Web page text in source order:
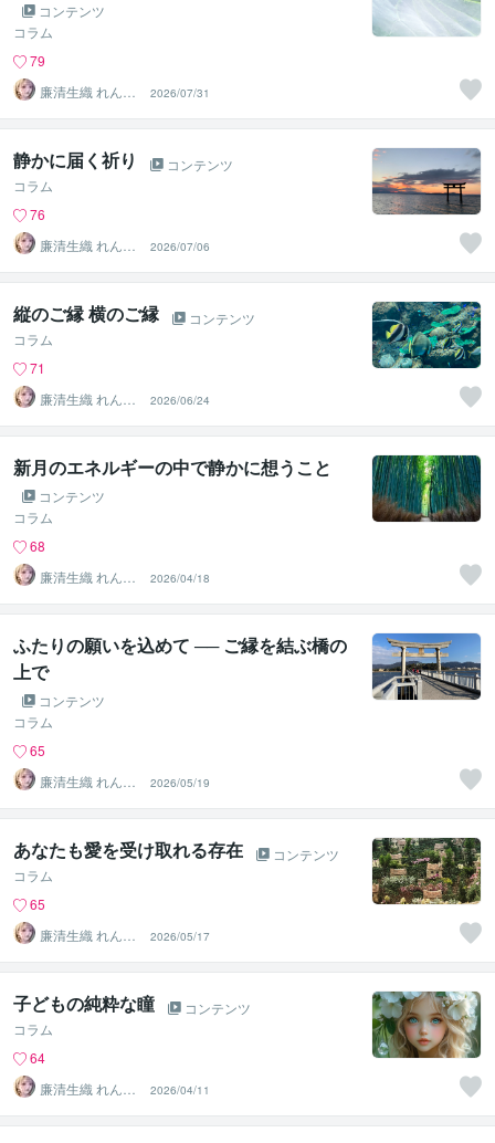
コンテンツ
コラム
79
廉清生織 れんせ
い さき
2026/07/31
静かに届く祈り
コンテンツ
コラム
76
廉清生織 れんせ
い さき
2026/07/06
縦のご縁 横のご縁
コンテンツ
コラム
71
廉清生織 れんせ
い さき
2026/06/24
新月のエネルギーの中で静かに想うこと
コンテンツ
コラム
68
廉清生織 れんせ
い さき
2026/04/18
ふたりの願いを込めて ── ご縁を結ぶ橋の
上で
コンテンツ
コラム
65
廉清生織 れんせ
い さき
2026/05/19
あなたも愛を受け取れる存在
コンテンツ
コラム
65
廉清生織 れんせ
い さき
2026/05/17
子どもの純粋な瞳
コンテンツ
コラム
64
廉清生織 れんせ
い さき
2026/04/11